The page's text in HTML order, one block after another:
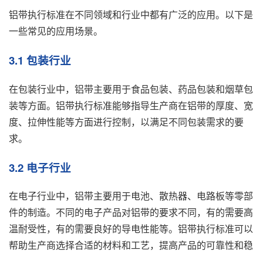
铝带执行标准在不同领域和行业中都有广泛的应用。以下是
一些常见的应用场景。
3.1 包装行业
在包装行业中，铝带主要用于食品包装、药品包装和烟草包
装等方面。铝带执行标准能够指导生产商在铝带的厚度、宽
度、拉伸性能等方面进行控制，以满足不同包装需求的要
求。
3.2 电子行业
在电子行业中，铝带主要用于电池、散热器、电路板等零部
件的制造。不同的电子产品对铝带的要求不同，有的需要高
温耐受性，有的需要良好的导电性能等。铝带执行标准可以
帮助生产商选择合适的材料和工艺，提高产品的可靠性和稳